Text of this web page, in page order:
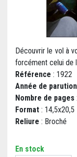
Découvrir le vol à
forcément celui de
Référence : 1922
Année de parution
Nombre de pages
Format : 14,5x20,5
Reliure : Broché
En stock